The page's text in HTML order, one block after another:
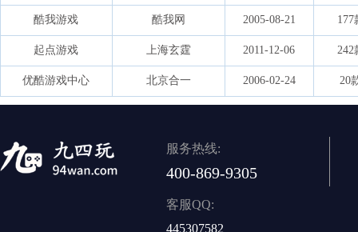
酷我游戏 酷我网 2005-08-21 177
起点游戏 上海玄霆 2011-12-06 242
优酷游戏中心 北京合一 2006-02-24 20
服务热线:
400-869-9305
客服QQ:
445307582